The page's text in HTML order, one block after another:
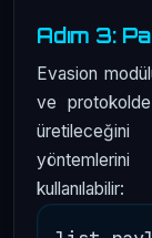
Adım 3:
Evasion
ve
kullanılabilir: